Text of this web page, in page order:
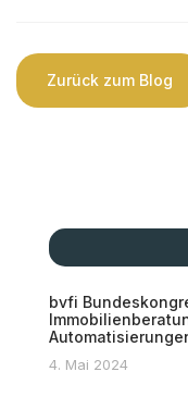
Zurück zum Blog
bvfi
4. Mai 2024